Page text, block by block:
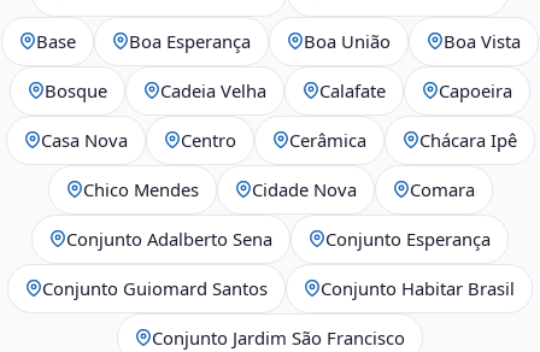
Base Boa Esperança Boa União Boa Vista
Bosque Cadeia Velha Calafate Capoeira
Casa Nova Centro Cerâmica Chácara Ipê
Chico Mendes Cidade Nova Comara
Conjunto Adalberto Sena Conjunto Esperança
Conjunto Guiomard Santos Conjunto Habitar Brasil
Conjunto Jardim São Francisco